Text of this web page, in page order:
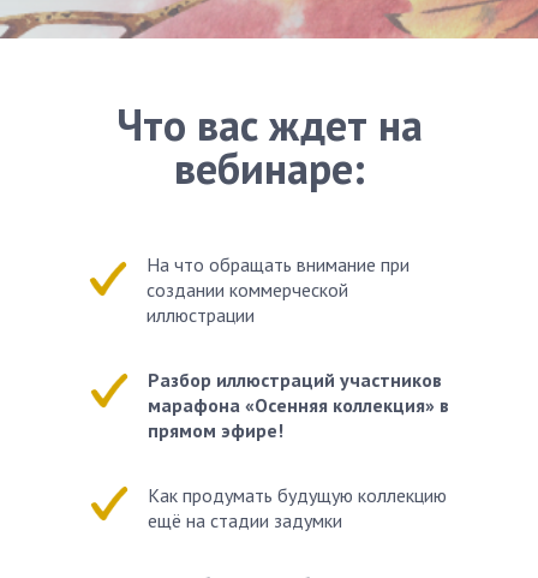
Что вас ждет на
вебинаре:
На что обращать внимание при
создании коммерческой
иллюстрации
Разбор иллюстраций участников
марафона «Осенняя коллекция» в
прямом эфире!
Как продумать будущую коллекцию
ещё на стадии задумки